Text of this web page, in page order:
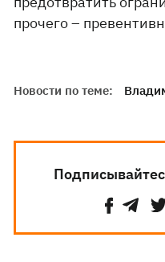
прочего –
Новости по теме: